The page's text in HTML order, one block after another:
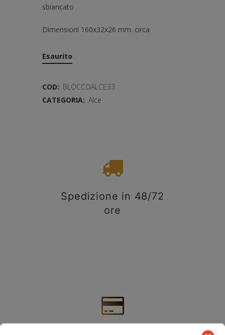
sbiancato
Dimensioni 160x32x26 mm. circa
Esaurito
COD: BLOCCOALCE33
CATEGORIA: Alce
Spedizione in 48/72
ore